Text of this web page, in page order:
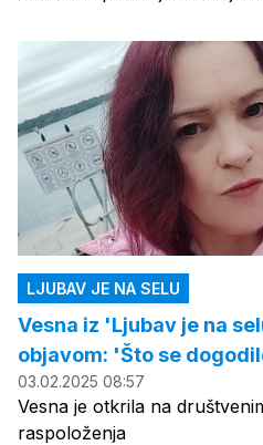
LJUBAV JE NA SELU
Vesna iz 'Ljubav je na
objavom: 'Što se
03.02.2025 08:57
Vesna je otkrila na
raspoloženja